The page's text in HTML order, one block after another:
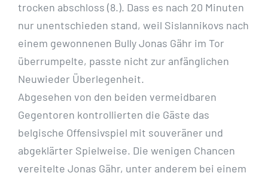
trocken abschloss (8.). Dass es nach 20 Minuten
nur unentschieden stand, weil Sislannikovs nach
einem gewonnenen Bully Jonas Gähr im Tor
überrumpelte, passte nicht zur anfänglichen
Neuwieder Überlegenheit.
Abgesehen von den beiden vermeidbaren
Gegentoren kontrollierten die Gäste das
belgische Offensivspiel mit souveräner und
abgeklärter Spielweise. Die wenigen Chancen
vereitelte Jonas Gähr, unter anderem bei einem